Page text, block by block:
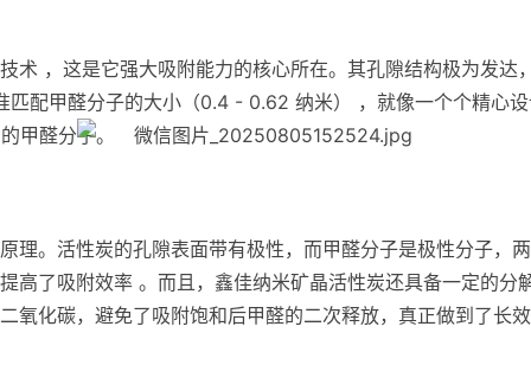
术 ，这是它强大吸附能力的核心所在。其孔隙结构极为发达
配甲醛分子的大小（0.4 - 0.62 纳米） ，就像一个个精心
甲醛分子。
理。活性炭的孔隙表面带有极性，而甲醛分子是极性分子，
高了吸附效率 。而且，鑫佳纳米矿晶活性炭还具备一定的分
氧化碳，避免了吸附饱和后甲醛的二次释放，真正做到了长